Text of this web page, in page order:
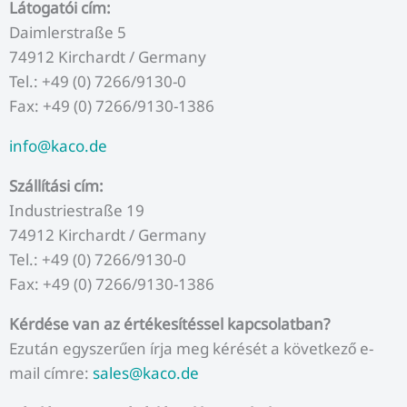
Látogatói cím:
Daimlerstraße 5
74912 Kirchardt / Germany
Tel.: +49 (0) 7266/9130-0
Fax: +49 (0) 7266/9130-1386
info@kaco.de
Szállítási cím:
Industriestraße 19
74912 Kirchardt / Germany
Tel.: +49 (0) 7266/9130-0
Fax: +49 (0) 7266/9130-1386
Kérdése van az értékesítéssel kapcsolatban?
Ezután egyszerűen írja meg kérését a következő e-
mail címre: sales@kaco.de